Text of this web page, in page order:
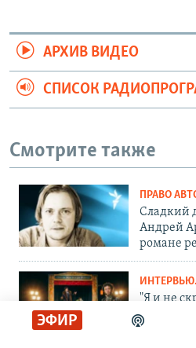
ЭФИР
АРХИВ ВИДЕО
СПИСОК
Смотрите также
ПРАВО
Сладкий
Андрей
романе
"Я и не
против